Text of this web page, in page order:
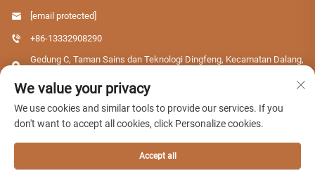
[email protected]
+86-13332908290
Gedung C, Taman Sains dan Teknologi Dingfeng, Kecamatan Dalang,
Kebijakan Privasi
We value your privacy
We use cookies and similar tools to provide our services. If you
don't want to accept all cookies, click Personalize cookies.
Accept all